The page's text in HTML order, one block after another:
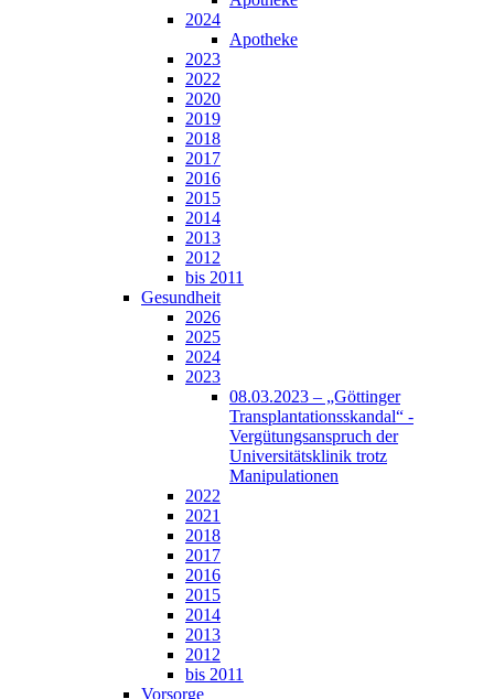
2024
Apotheke
2023
2022
2020
2019
2018
2017
2016
2015
2014
2013
2012
bis 2011
Gesundheit
2026
2025
2024
2023
08.03.2023 – „Göttinger
Transplantationsskandal“ -
Vergütungsanspruch der
Universitätsklinik trotz
Manipulationen
2022
2021
2018
2017
2016
2015
2014
2013
2012
bis 2011
Vorsorge